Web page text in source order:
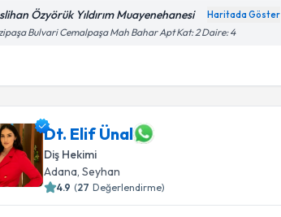
Özyörük Yıldırım Muayenehanesi Haritada Göster
Bulvari Cemalpaşa Mah Bahar Apt Kat: 2 Daire: 4
Dt. Elif Ünal
Diş Hekimi
Adana, Seyhan
4.9 (27 Değerlendirme)